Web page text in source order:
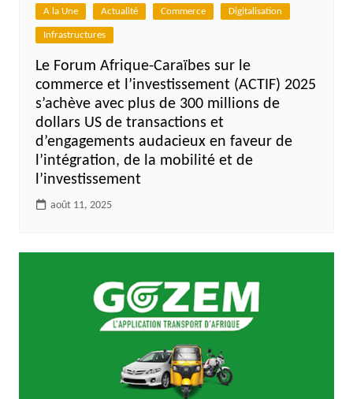
A la Une Actualité Commerce Digitalisation
Infrastructures
Le Forum Afrique-Caraïbes sur le
commerce et l’investissement (ACTIF) 2025
s’achève avec plus de 300 millions de
dollars US de transactions et
d’engagements audacieux en faveur de
l’intégration, de la mobilité et de
l’investissement
août 11, 2025